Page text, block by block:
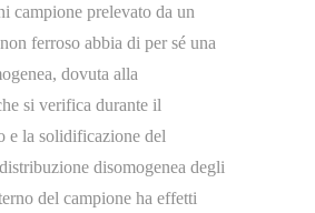
campione prelevato da un
ferroso abbia di per sé una
dovuta alla
si verifica durante il
e la solidificazione del
disomogenea degli
del campione ha effetti